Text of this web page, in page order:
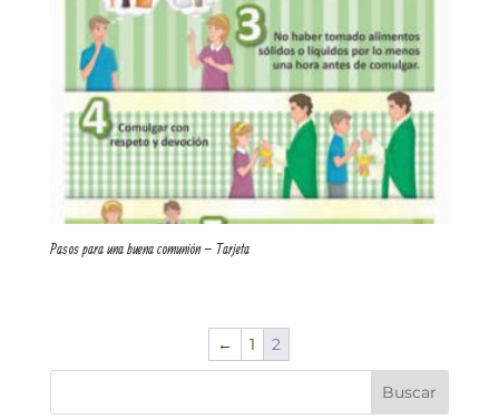
Pasos para una buena comunión – Tarjeta
← 1 2